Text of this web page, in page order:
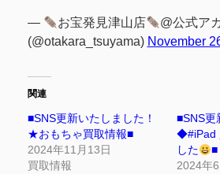
— お宝発見津山店
@公式ア
(@otakara_tsuyama) November
関連
■SNS更新いたしました！
★おもちゃ買取情報■
2024年11月13日
買取情報
■SNS更
◆#iPad
した
■
2024年6